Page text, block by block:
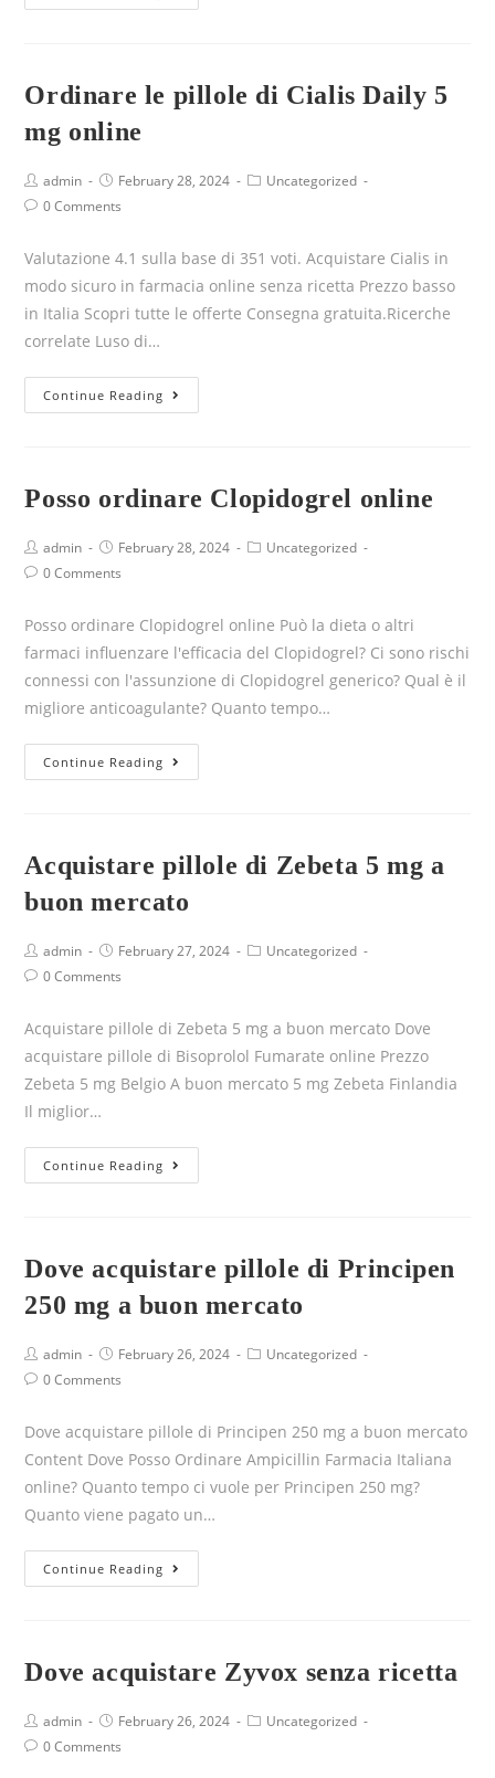
Ordinare le pillole di Cialis Daily 5
mg online
admin February 28, 2024
Uncategorized
0 Comments
Valutazione 4.1 sulla base di 351 voti. Acquistare Cialis in
modo sicuro in farmacia online senza ricetta Prezzo basso
in Italia Scopri tutte le offerte Consegna gratuita.Ricerche
correlate Luso di…
Continue Reading
Posso ordinare Clopidogrel online
admin February 28, 2024
Uncategorized
0 Comments
Posso ordinare Clopidogrel online Può la dieta o altri
farmaci influenzare l'efficacia del Clopidogrel? Ci sono rischi
connessi con l'assunzione di Clopidogrel generico? Qual è il
migliore anticoagulante? Quanto tempo…
Continue Reading
Acquistare pillole di Zebeta 5 mg a
buon mercato
admin February 27, 2024
Uncategorized
0 Comments
Acquistare pillole di Zebeta 5 mg a buon mercato Dove
acquistare pillole di Bisoprolol Fumarate online Prezzo
Zebeta 5 mg Belgio A buon mercato 5 mg Zebeta Finlandia
Il miglior…
Continue Reading
Dove acquistare pillole di Principen
250 mg a buon mercato
admin February 26, 2024
Uncategorized
0 Comments
Dove acquistare pillole di Principen 250 mg a buon mercato
Content Dove Posso Ordinare Ampicillin Farmacia Italiana
online? Quanto tempo ci vuole per Principen 250 mg?
Quanto viene pagato un…
Continue Reading
Dove acquistare Zyvox senza ricetta
admin February 26, 2024
Uncategorized
0 Comments